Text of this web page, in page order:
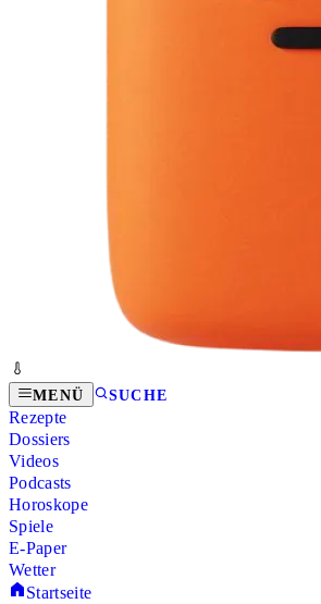
MENÜ SUCHE
Rezepte
Dossiers
Videos
Podcasts
Horoskope
Spiele
E-Paper
Wetter
Startseite